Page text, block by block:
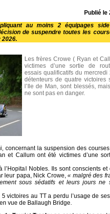
Publié le
au moins 2 équipages
de suspendre toutes les
2026.
Les frères Crowe ( Ryan et
victimes d’une sortie de
essais qualificatifs du mercredi
détenteurs de quatre victoires
l’Ile de Man, sont blessés,
ne sont pas en danger.
concernant la suspension des
et Callum ont été victimes d’une
l’Hopital Nobles. Ils sont conscients et
leur papa, Nick Crowe,« malgré des
sous sédatifs et leurs jours ne
victoires au TT a perdu l’usage de
vue de Ballaugh Bridge.